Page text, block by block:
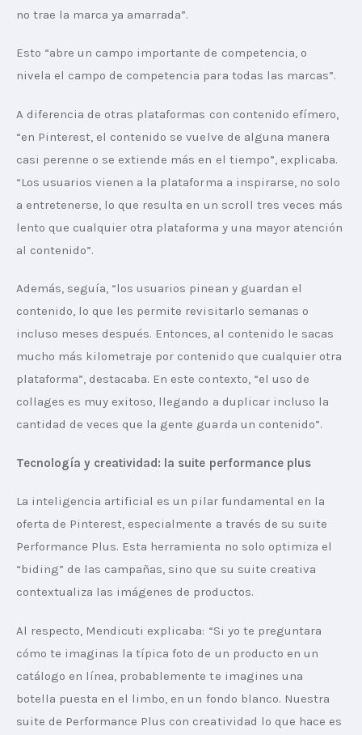
no trae la marca ya amarrada”.
Esto “abre un campo importante de competencia, o
nivela el campo de competencia para todas las marcas”.
A diferencia de otras plataformas con contenido efímero,
“en Pinterest, el contenido se vuelve de alguna manera
casi perenne o se extiende más en el tiempo”, explicaba.
“Los usuarios vienen a la plataforma a inspirarse, no solo
a entretenerse, lo que resulta en un scroll tres veces más
lento que cualquier otra plataforma y una mayor atención
al contenido”.
Además, seguía, “los usuarios pinean y guardan el
contenido, lo que les permite revisitarlo semanas o
incluso meses después. Entonces, al contenido le sacas
mucho más kilometraje por contenido que cualquier otra
plataforma”, destacaba. En este contexto, “el uso de
collages es muy exitoso, llegando a duplicar incluso la
cantidad de veces que la gente guarda un contenido”.
Tecnología y creatividad: la suite performance plus
La inteligencia artificial es un pilar fundamental en la
oferta de Pinterest, especialmente a través de su suite
Performance Plus. Esta herramienta no solo optimiza el
“biding” de las campañas, sino que su suite creativa
contextualiza las imágenes de productos.
Al respecto, Mendicuti explicaba: “Si yo te preguntara
cómo te imaginas la típica foto de un producto en un
catálogo en línea, probablemente te imagines una
botella puesta en el limbo, en un fondo blanco. Nuestra
suite de Performance Plus con creatividad lo que hace es